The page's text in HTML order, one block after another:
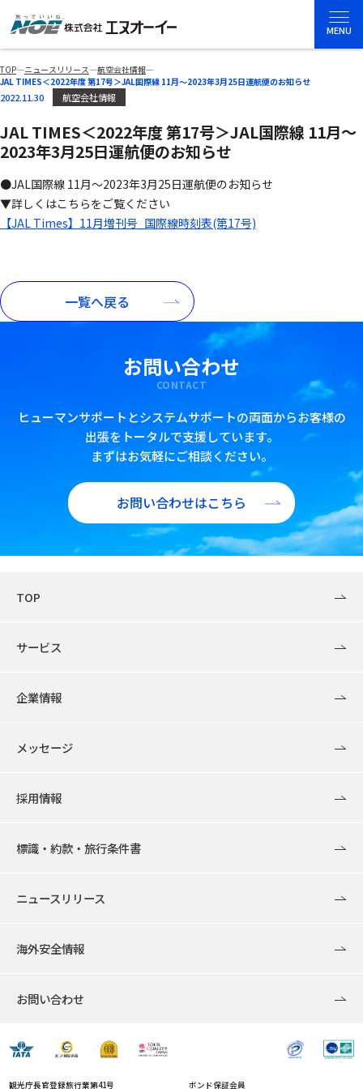
MENU
TOP―ニュースリリース―航空会社情報―
JAL TIMES＜2022年度 第17号＞JAL国際線 11月～2023年3月25日運航便のお知らせ
2022.11.30 航空会社情報
JAL TIMES＜2022年度 第17号＞JAL国際線 11月～
2023年3月25日運航便のお知らせ
●JAL国際線 11月～2023年3月25日運航便のお知らせ
▼詳しくはこちらをご覧ください
【JAL Times】11月増刊号_国際線時刻表(第17号)
一覧へ戻る
お問い合わせ
CONTACT
ヒューマンサポートとシステムサポートの両面からお客様の
出張をトータルで支援しています。
まずはお気軽にご相談ください。
お問い合わせはこちら
TOP
サービス
企業情報
メッセージ
採用情報
標識・約款・旅行条件書
ニュースリリース
海外安全情報
お問い合わせ
観光庁長官登録旅行業第41号 ボンド保証会員